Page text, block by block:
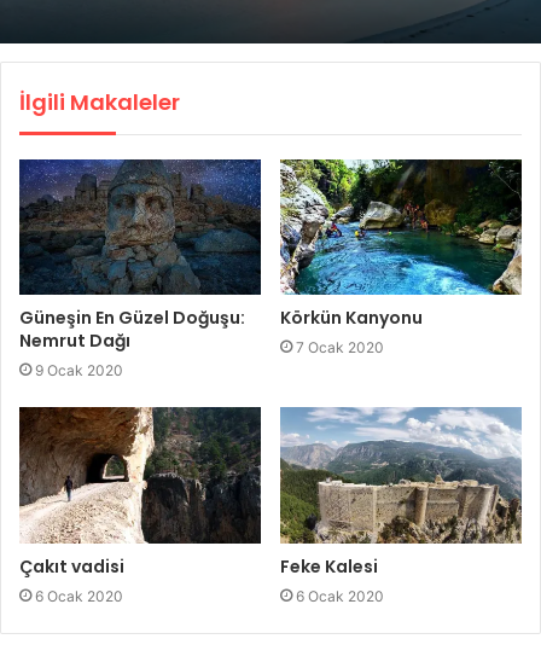
İlgili Makaleler
Güneşin En Güzel Doğuşu:
Nemrut Dağı
9 Ocak 2020
Körkün Kanyonu
7 Ocak 2020
Çakıt vadisi
6 Ocak 2020
Feke Kalesi
6 Ocak 2020